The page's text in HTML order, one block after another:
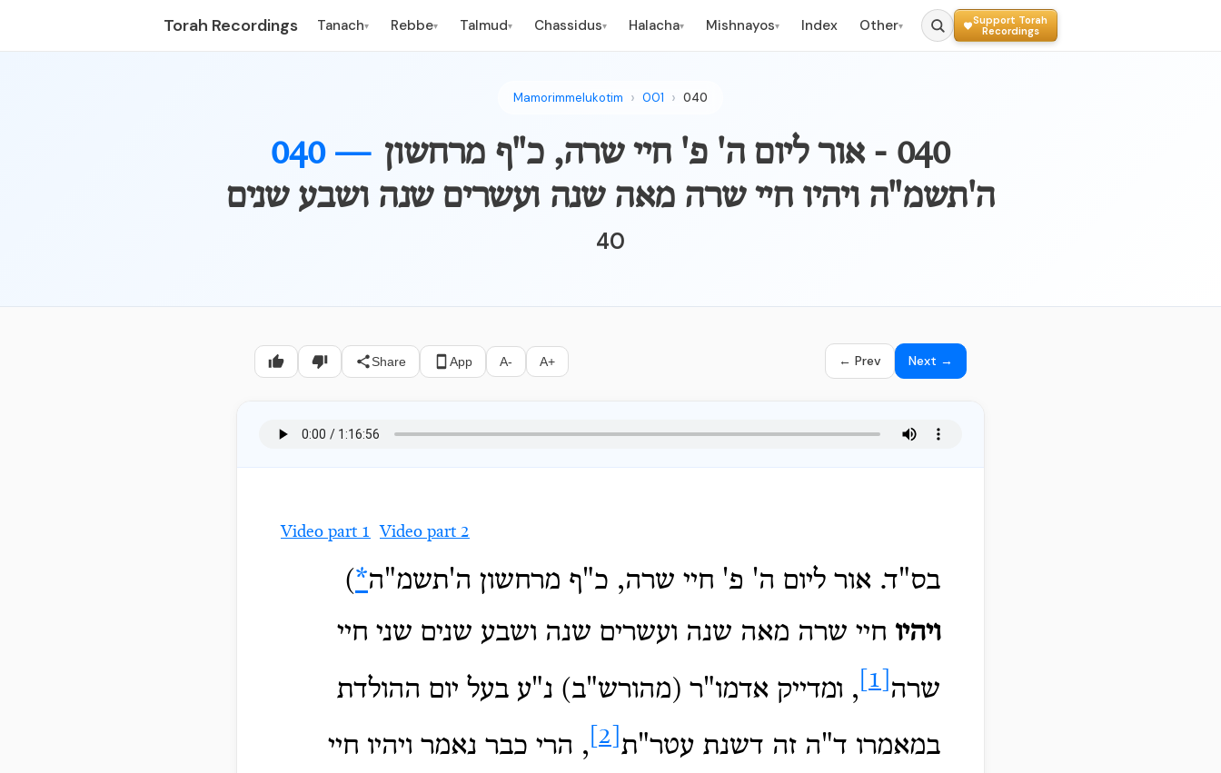
Torah Recordings Tanach▾ Rebbe▾ Talmud▾ Chassidus▾ Halacha▾ Mishnayos▾ Index Other▾
Support Torah
Recordings
Mamorimmelukotim 001 040
040 — 040 - אור ליום ה' פ' חיי שרה, כ"ף מרחשון
ה'תשמ"ה ויהיו חיי שרה מאה שנה ועשרים שנה ושבע שנים
40
Share App A- A+ ← Prev Next →
Video part 1 Video part 2
בס"ד. אור ליום ה' פ' חיי שרה, כ"ף מרחשון ה'תשמ"ה*
)
ויהיו חיי שרה מאה שנה ועשרים שנה ושבע שנים שני חיי
שרה
, ומדייק אדמו"ר (מהורש"ב) נ"ע בעל יום ההולדת
במאמרו ד"ה זה דשנת עטר"ת
, הרי כבר נאמר ויהיו חיי